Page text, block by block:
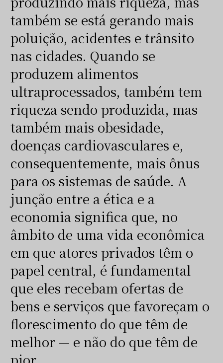
também se está gerando mais
poluição, acidentes e trânsito
nas cidades. Quando se
produzem alimentos
ultraprocessados, também tem
riqueza sendo produzida, mas
também mais obesidade,
doenças cardiovasculares e,
consequentemente, mais ônus
para os sistemas de saúde. A
junção entre a ética e a
economia significa que, no
âmbito de uma vida econômica
em que atores privados têm o
papel central, é fundamental
que eles recebam ofertas de
bens e serviços que favoreçam o
florescimento do que têm de
melhor — e não do que têm de